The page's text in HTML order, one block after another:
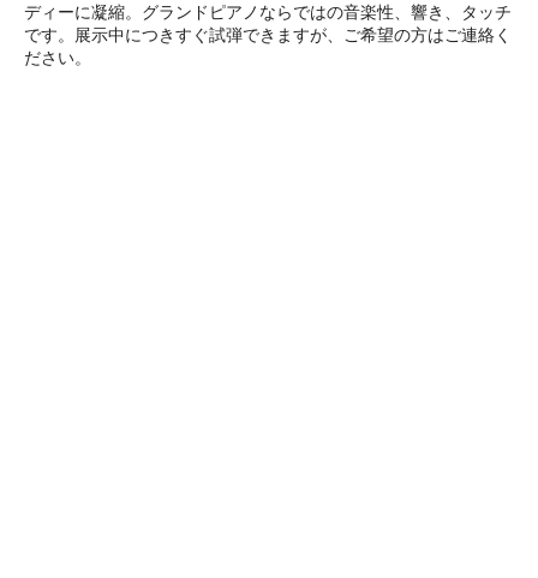
ディーに凝縮。グランドピアノならではの音楽性、響き、タッチ
です。展示中につきすぐ試弾できますが、ご希望の方はご連絡く
ださい。